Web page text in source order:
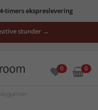
timers ekspreslevering
stunder →
0 0